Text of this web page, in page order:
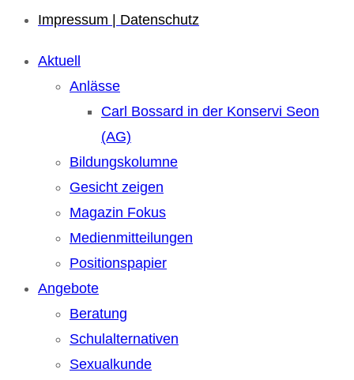
Impressum | Datenschutz
Aktuell
Anlässe
Carl Bossard in der Konservi Seon
(AG)
Bildungskolumne
Gesicht zeigen
Magazin Fokus
Medienmitteilungen
Positionspapier
Angebote
Beratung
Schulalternativen
Sexualkunde